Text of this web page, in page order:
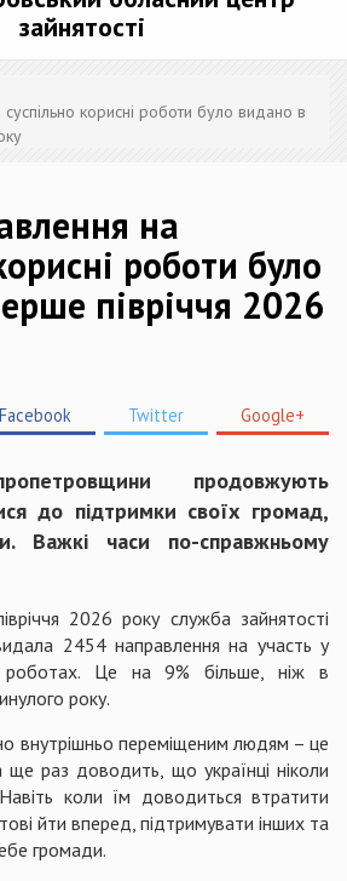
зайнятості
корисні роботи було видано в
на
роботи було
півріччя 2026
Facebook Twitter Google+
продовжують
до підтримки своїх громад,
Важкі часи по-справжньому
2026 року служба зайнятості
2454 направлення на участь у
роботах. Це на 9% більше, ніж в
року.
внутрішньо переміщеним людям – це
раз доводить, що українці ніколи
коли їм доводиться втратити
йти вперед, підтримувати інших та
громади.